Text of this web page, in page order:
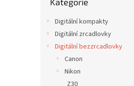
kategorie
Digitální kompakty
Digitální zrcadlovky
Digitální bezzrcadlovky
Canon
Nikon
Z30